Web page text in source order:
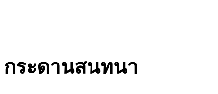
กระดานสนทนา